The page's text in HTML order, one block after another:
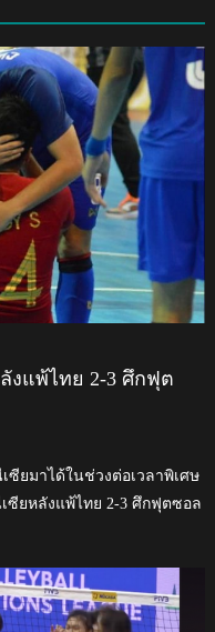
งแพ้ไทย 2-3 ศึกฟุต
ซียมาได้ในช่วงต่อเวลาพิเศษ
ซียหลังแพ้ไทย 2-3 ศึกฟุตซอล